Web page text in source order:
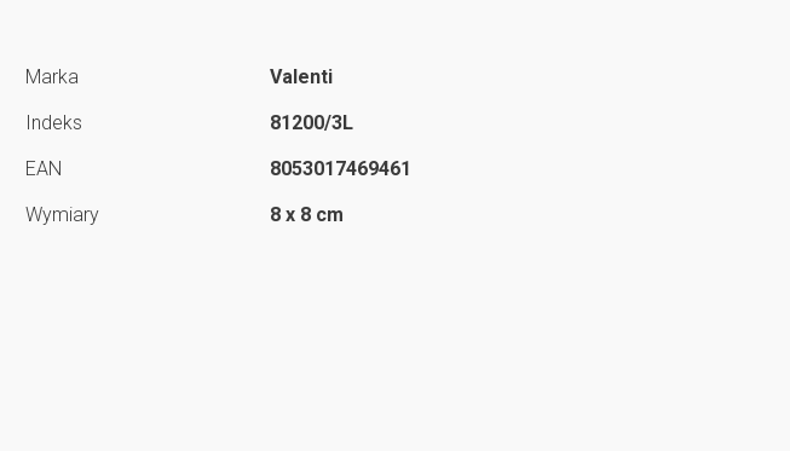
Marka
Valenti
Indeks
81200/3L
EAN
8053017469461
Wymiary
8 x 8 cm